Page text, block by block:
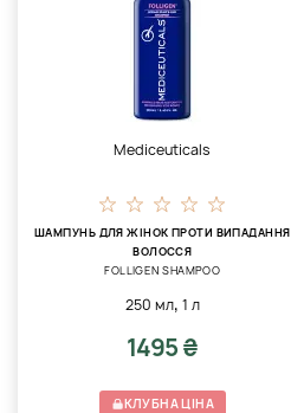
Mediceuticals
ШАМПУНЬ ДЛЯ ЖІНОК ПРОТИ ВИПАДАННЯ
ВОЛОССЯ
FOLLIGEN SHAMPOO
250 мл, 1 л
1495 ₴
КЛУБНА ЦІНА